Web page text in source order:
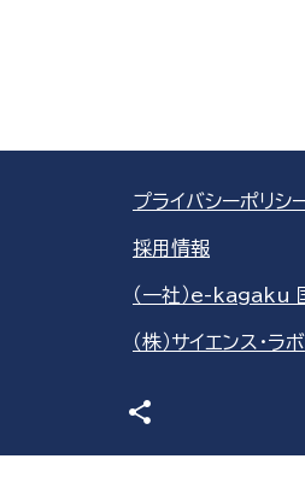
プライバシーポリシ
採用情報
（一社）e-kagaku
（株）サイエンス・ラボ
share